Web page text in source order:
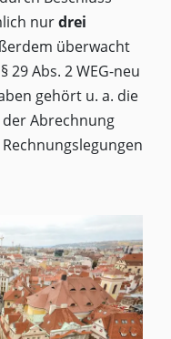
nurdrei
überwacht
Abs. 2 WEG-neu
gehört u. a. die
Abrechnung